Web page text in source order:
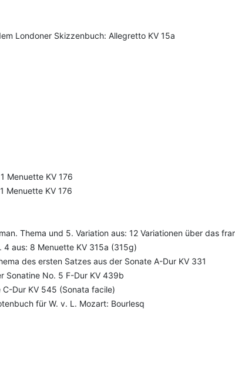
Londoner Skizzenbuch: Allegretto KV 15a
Menuette KV 176
Menuette KV 176
Thema und 5. Variation aus: 12 Variationen über das
4 aus: 8 Menuette KV 315a (315g)
des ersten Satzes aus der Sonate A-Dur KV 331
Sonatine No. 5 F-Dur KV 439b
Dur KV 545 (Sonata facile)
für W. v. L. Mozart: Bourlesq